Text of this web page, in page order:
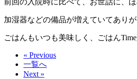
前回の入院時に比べて、お世話に、
加湿器などの備品が増えていてありが
ごはんもいつも美味しく、ごはん
« Previous
一覧へ
Next »